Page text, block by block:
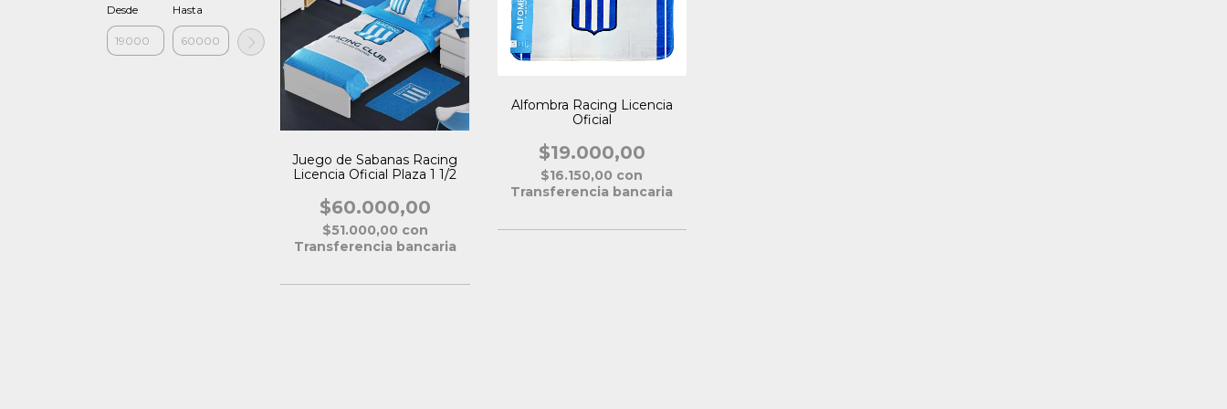
Desde Hasta
Juego de Sabanas Racing
Licencia Oficial Plaza 1 1/2
$60.000,00
$51.000,00 con
Transferencia bancaria
Alfombra Racing Licencia
Oficial
$19.000,00
$16.150,00 con
Transferencia bancaria